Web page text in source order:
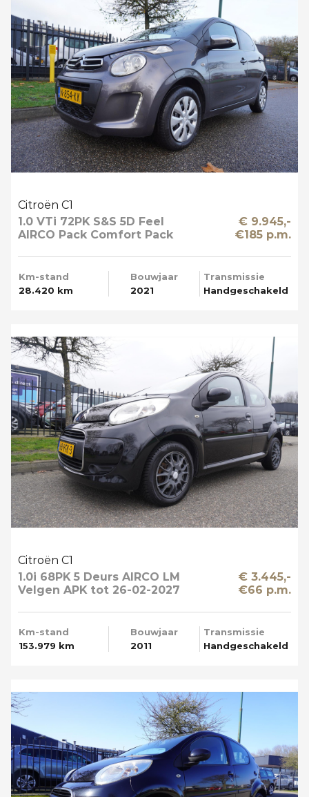
Citroën C1
1.0 VTi 72PK S&S 5D Feel
AIRCO Pack Comfort Pack
€ 9.945,-
€185 p.m.
Km-stand
28.420 km
Bouwjaar
2021
Transmissie
Handgeschakeld
Citroën C1
1.0i 68PK 5 Deurs AIRCO LM
Velgen APK tot 26-02-2027
€ 3.445,-
€66 p.m.
Km-stand
153.979 km
Bouwjaar
2011
Transmissie
Handgeschakeld